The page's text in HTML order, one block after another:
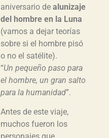
aniversario de alunizaje
del hombre en la Luna
(vamos a dejar teorías
sobre si el hombre pisó
o no el satélite).
“Un pequeño paso para
el hombre, un gran salto
para la humanidad”.
Antes de este viaje,
muchos fueron los